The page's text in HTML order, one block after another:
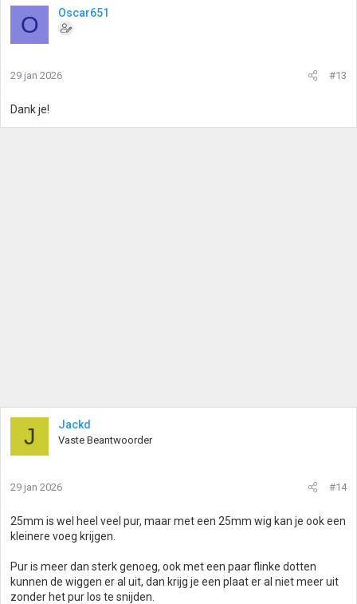
O Oscar651
29 jan 2026 #13
Dank je!
J Jackd
Vaste Beantwoorder
29 jan 2026 #14
25mm is wel heel veel pur, maar met een 25mm wig kan je ook een
kleinere voeg krijgen.
Pur is meer dan sterk genoeg, ook met een paar flinke dotten
kunnen de wiggen er al uit, dan krijg je een plaat er al niet meer uit
zonder het pur los te snijden.